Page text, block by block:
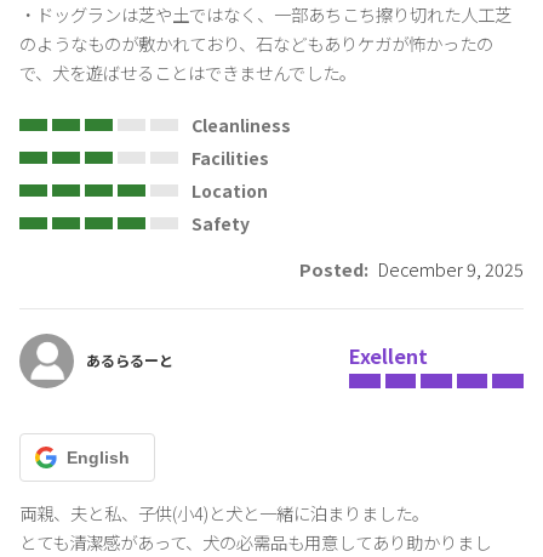
・ドッグランは芝や土ではなく、一部あちこち擦り切れた人工芝
のようなものが敷かれており、石などもありケガが怖かったの
で、犬を遊ばせることはできませんでした。
Cleanliness
Facilities
Location
Safety
Posted: December 9, 2025
あるらるーと Exellent
English
両親、夫と私、子供(小4)と犬と一緒に泊まりました。
とても清潔感があって、犬の必需品も用意してあり助かりまし